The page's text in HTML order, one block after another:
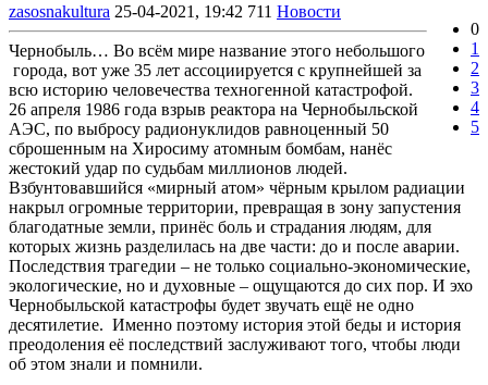
zasosnakultura 25-04-2021, 19:42 711 Новости
0
1
2
3
4
5
Чернобыль… Во всём мире название этого небольшого
города, вот уже 35 лет ассоциируется с крупнейшей за
всю историю человечества техногенной катастрофой.
26 апреля 1986 года взрыв реактора на Чернобыльской
АЭС, по выбросу радионуклидов равноценный 50
сброшенным на Хиросиму атомным бомбам, нанёс
жестокий удар по судьбам миллионов людей.
Взбунтовавшийся «мирный атом» чёрным крылом радиации
накрыл огромные территории, превращая в зону запустения
благодатные земли, принёс боль и страдания людям, для
которых жизнь разделилась на две части: до и после аварии.
Последствия трагедии – не только социально-экономические,
экологические, но и духовные – ощущаются до сих пор. И эхо
Чернобыльской катастрофы будет звучать ещё не одно
десятилетие. Именно поэтому история этой беды и история
преодоления её последствий заслуживают того, чтобы люди
об этом знали и помнили.